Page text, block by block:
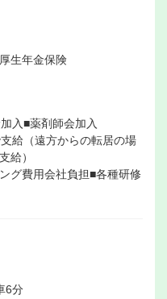
生年金保険
入■薬剤師会加入
給（遠方からの転居の場
給）
グ費用会社負担■各種研修
6分